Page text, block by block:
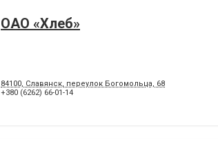
ОАО «Хлеб»
84100, Славянск, переулок Богомольца, 68
+380 (6262) 66-01-14